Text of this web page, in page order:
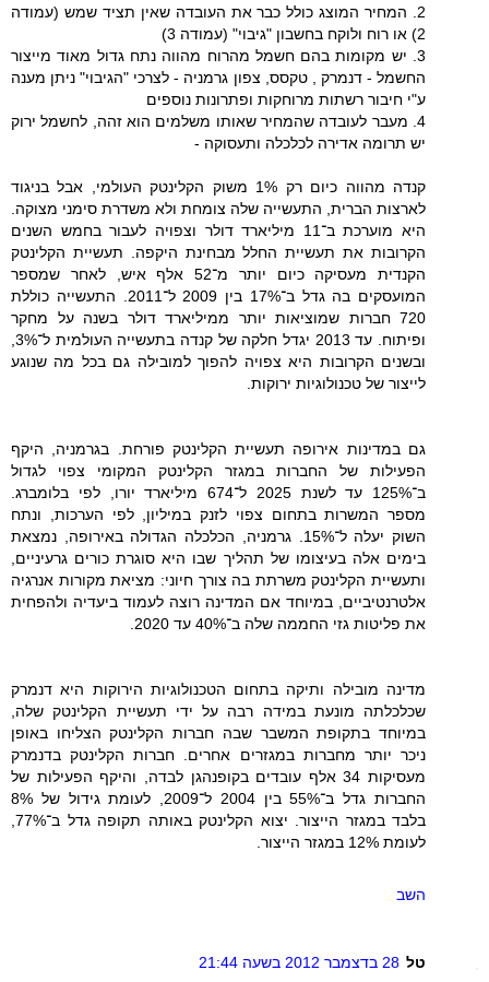
2. המחיר המוצג כולל כבר את העובדה שאין תציד שמש (עמודה
2) או רוח ולוקח בחשבון "גיבוי" (עמודה 3)
3. יש מקומות בהם חשמל מהרוח מהווה נתח גדול מאוד מייצור
החשמל - דנמרק , טקסס, צפון גרמניה - לצרכי "הגיבוי" ניתן מענה
ע"י חיבור רשתות מרוחקות ופתרונות נוספים
4. מעבר לעובדה שהמחיר שאותו משלמים הוא זהה, לחשמל ירוק
יש תרומה אדירה לכלכלה ותעסוקה -
קנדה מהווה כיום רק 1% משוק הקלינטק העולמי, אבל בניגוד
לארצות הברית, התעשייה שלה צומחת ולא משדרת סימני מצוקה.
היא מוערכת ב־11 מיליארד דולר וצפויה לעבור בחמש השנים
הקרובות את תעשיית החלל מבחינת היקפה. תעשיית הקלינטק
הקנדית מעסיקה כיום יותר מ־52 אלף איש, לאחר שמספר
המועסקים בה גדל ב־17% בין 2009 ל־2011. התעשייה כוללת
720 חברות שמוציאות יותר ממיליארד דולר בשנה על מחקר
ובשנים הקרובות היא צפויה להפוך למובילה גם בכל מה שנוגע
לייצור של טכנולוגיות ירוקות.
גם במדינות אירופה תעשיית הקלינטק פורחת. בגרמניה, היקף
הפעילות של החברות במגזר הקלינטק המקומי צפוי לגדול
ב־125% עד לשנת 2025 ל־674 מיליארד יורו, לפי בלומברג.
מספר המשרות בתחום צפוי לזנק במיליון, לפי הערכות, ונתח
השוק יעלה ל־15%. גרמניה, הכלכלה הגדולה באירופה, נמצאת
בימים אלה בעיצומו של תהליך שבו היא סוגרת כורים גרעיניים,
ותעשיית הקלינטק משרתת בה צורך חיוני: מציאת מקורות אנרגיה
אלטרנטיביים, במיוחד אם המדינה רוצה לעמוד ביעדיה ולהפחית
את פליטות גזי החממה שלה ב־40% עד 2020.
מדינה מובילה ותיקה בתחום הטכנולוגיות הירוקות היא דנמרק
שכלכלתה מונעת במידה רבה על ידי תעשיית הקלינטק שלה,
במיוחד בתקופת המשבר שבה חברות הקלינטק הצליחו באופן
ניכר יותר מחברות במגזרים אחרים. חברות הקלינטק בדנמרק
מעסיקות 34 אלף עובדים בקופנהגן לבדה, והיקף הפעילות של
החברות גדל ב־55% בין 2004 ל־2009, לעומת גידול של 8%
לעומת 12% במגזר הייצור.
השב
טל 28 בדצמבר 2012 בשעה 21:44